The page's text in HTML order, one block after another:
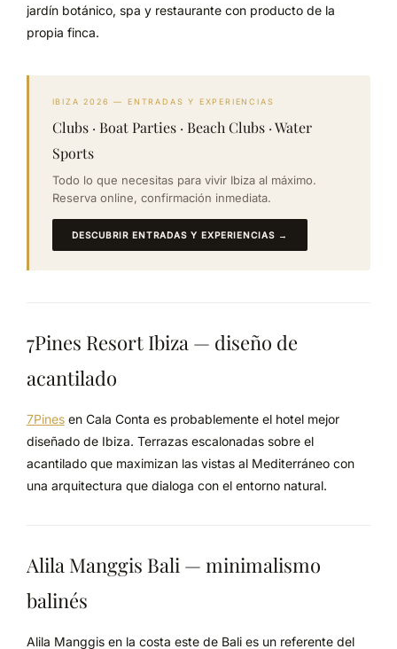
jardín botánico, spa y restaurante con producto de la
propia finca.
IBIZA 2026 — ENTRADAS Y EXPERIENCIAS
Clubs · Boat Parties · Beach Clubs · Water
Sports
Todo lo que necesitas para vivir Ibiza al máximo.
Reserva online, confirmación inmediata.
DESCUBRIR ENTRADAS Y EXPERIENCIAS →
7Pines Resort Ibiza — diseño de
acantilado
7Pinesen Cala Conta es probablemente el hotel mejor
diseñado de Ibiza. Terrazas escalonadas sobre el
acantilado que maximizan las vistas al Mediterráneo con
una arquitectura que dialoga con el entorno natural.
Alila Manggis Bali — minimalismo
balinés
Alila Manggis en la costa este de Bali es un referente del